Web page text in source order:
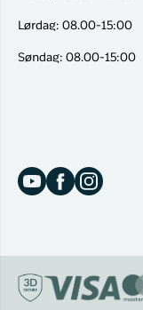
Lørdag: 08.00-15:00
Søndag: 08.00-15:00